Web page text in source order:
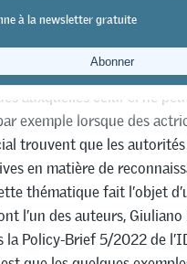
professionnelle et la
pas rare que le système
soit confronté à des
auxquelles celui-ci ne
exemple lorsque des
trouvent que les
en matière de
thématique fait l’objet
l’un des auteurs,
Policy-Brief 5/2022 de
à la newsletter gratuite